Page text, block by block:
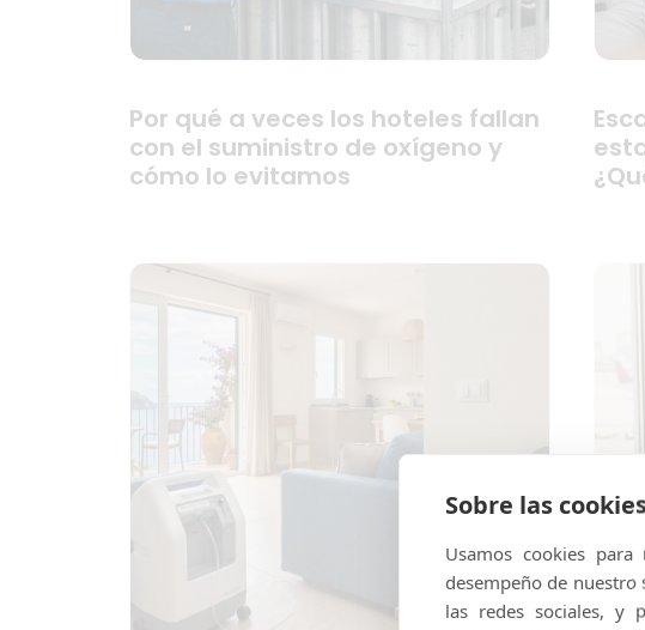
Por qué a veces los hoteles fallan
con el suministro de oxígeno y
cómo lo evitamos
Sobre las
Usamos cookies
desempeño de
las redes sociales, y